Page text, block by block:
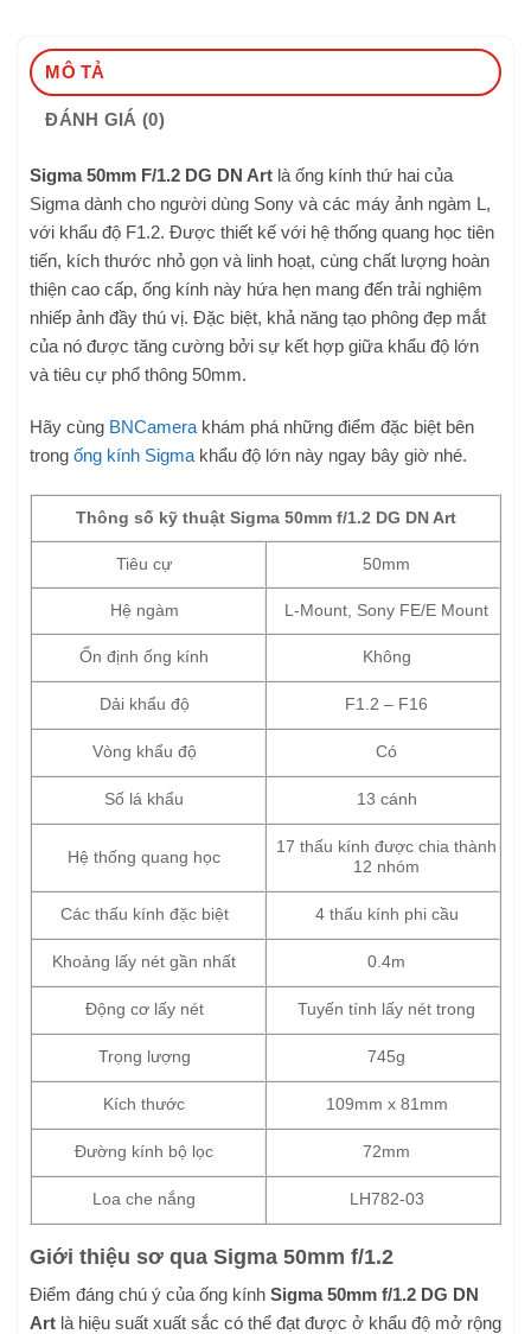
MÔ TẢ
ĐÁNH GIÁ (0)
Sigma 50mm F/1.2 DG DN Art là ống kính thứ hai của
Sigma dành cho người dùng Sony và các máy ảnh ngàm L,
với khẩu độ F1.2. Được thiết kế với hệ thống quang học tiên
tiến, kích thước nhỏ gọn và linh hoạt, cùng chất lượng hoàn
thiện cao cấp, ống kính này hứa hẹn mang đến trải nghiệm
nhiếp ảnh đầy thú vị. Đặc biệt, khả năng tạo phông đẹp mắt
của nó được tăng cường bởi sự kết hợp giữa khẩu độ lớn
và tiêu cự phổ thông 50mm.
Hãy cùng BNCamera khám phá những điểm đặc biệt bên
trong ống kính Sigma khẩu độ lớn này ngay bây giờ nhé.
Thông số kỹ thuật Sigma 50mm f/1.2 DG DN Art
Tiêu cự 50mm
Hệ ngàm L-Mount, Sony FE/E Mount
Ổn định ống kính Không
Dải khẩu độ F1.2 – F16
Vòng khẩu độ Có
Số lá khẩu 13 cánh
Hệ thống quang học
17 thấu kính được chia thành
12 nhóm
Các thấu kính đặc biệt 4 thấu kính phi cầu
Khoảng lấy nét gần nhất 0.4m
Động cơ lấy nét Tuyến tính lấy nét trong
Trọng lượng 745g
Kích thước 109mm x 81mm
Đường kính bộ lọc 72mm
Loa che nắng LH782-03
Giới thiệu sơ qua Sigma 50mm f/1.2
Điểm đáng chú ý của ống kính Sigma 50mm f/1.2 DG DN
Art là hiệu suất xuất sắc có thể đạt được ở khẩu độ mở rộng